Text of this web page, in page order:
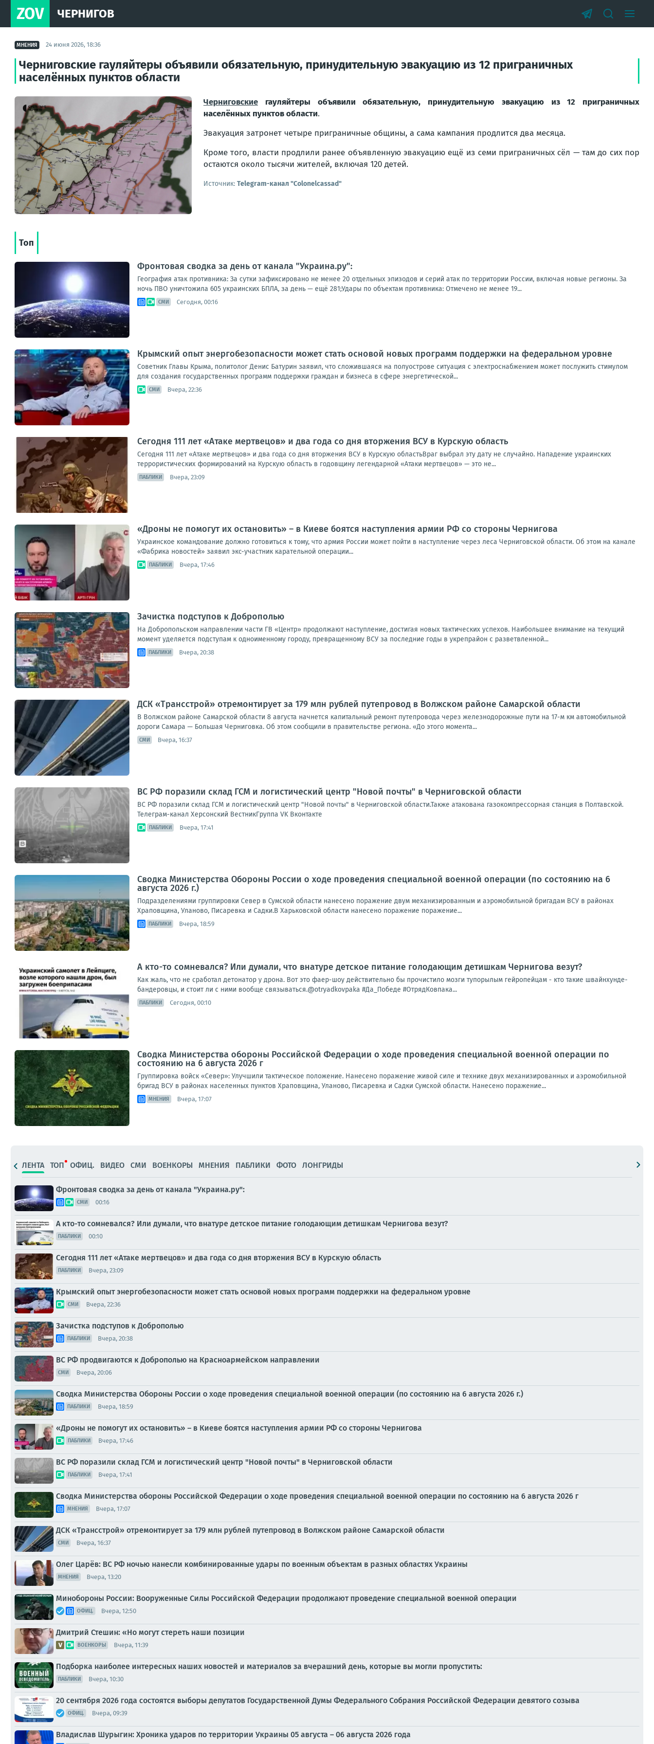
ZOV ЧЕРНИГОВ
МНЕНИЯ 24 июня 2026, 18:36
Черниговские гауляйтеры объявили обязательную, принудительную эвакуацию из 12 приграничных
населённых пунктов области
Черниговские гауляйтеры объявили обязательную, принудительную эвакуацию из 12 приграничных
населённых пунктов области.
Эвакуация затронет четыре приграничные общины, а сама кампания продлится два месяца.
Кроме того, власти продлили ранее объявленную эвакуацию ещё из семи приграничных сёл — там до сих пор
остаются около тысячи жителей, включая 120 детей.
Источник: Telegram-канал "Colonelcassad"
Топ
Фронтовая сводка за день от канала "Украина.ру":
География атак противника: За сутки зафиксировано не менее 20 отдельных эпизодов и серий атак по территории России, включая новые регионы. За
ночь ПВО уничтожила 605 украинских БПЛА, за день — ещё 281;Удары по объектам противника: Отмечено не менее 19...
СМИ Сегодня, 00:16
Крымский опыт энергобезопасности может стать основой новых программ поддержки на федеральном уровне
Советник Главы Крыма, политолог Денис Батурин заявил, что сложившаяся на полуострове ситуация с электроснабжением может послужить стимулом
для создания государственных программ поддержки граждан и бизнеса в сфере энергетической...
СМИ Вчера, 22:36
Сегодня 111 лет «Атаке мертвецов» и два года со дня вторжения ВСУ в Курскую область
Сегодня 111 лет «Атаке мертвецов» и два года со дня вторжения ВСУ в Курскую областьВраг выбрал эту дату не случайно. Нападение украинских
террористических формирований на Курскую область в годовщину легендарной «Атаки мертвецов» — это не...
ПАБЛИКИ Вчера, 23:09
«Дроны не помогут их остановить» – в Киеве боятся наступления армии РФ со стороны Чернигова
Украинское командование должно готовиться к тому, что армия России может пойти в наступление через леса Черниговской области. Об этом на канале
«Фабрика новостей» заявил экс-участник карательной операции...
ПАБЛИКИ Вчера, 17:46
Зачистка подступов к Доброполью
На Добропольском направлении части ГВ «Центр» продолжают наступление, достигая новых тактических успехов. Наибольшее внимание на текущий
момент уделяется подступам к одноименному городу, превращенному ВСУ за последние годы в укрепрайон с разветвленной...
ПАБЛИКИ Вчера, 20:38
ДСК «Трансстрой» отремонтирует за 179 млн рублей путепровод в Волжском районе Самарской области
В Волжском районе Самарской области 8 августа начнется капитальный ремонт путепровода через железнодорожные пути на 17-м км автомобильной
дороги Самара — Большая Черниговка. Об этом сообщили в правительстве региона. «До этого момента...
СМИ Вчера, 16:37
ВС РФ поразили склад ГСМ и логистический центр "Новой почты" в Черниговской области
ВС РФ поразили склад ГСМ и логистический центр "Новой почты" в Черниговской области.Также атакована газокомпрессорная станция в Полтавской.
Телеграм-канал Херсонский ВестникГруппа VK Вконтакте
ПАБЛИКИ Вчера, 17:41
Сводка Министерства Обороны России о ходе проведения специальной военной операции (по состоянию на 6
августа 2026 г.)
Подразделениями группировки Север в Сумской области нанесено поражение двум механизированным и аэромобильной бригадам ВСУ в районах
Храповщина, Уланово, Писаревка и Садки.В Харьковской области нанесено поражение поражение...
ПАБЛИКИ Вчера, 18:59
А кто-то сомневался? Или думали, что внатуре детское питание голодающим детишкам Чернигова везут?
Как жаль, что не сработал детонатор у дрона. Вот это фаер-шоу действительно бы прочистило мозги тупорылым гейропейцам - кто такие швайнхунде-
бандеровцы, и стоит ли с ними вообще связываться.@otryadkovpaka #Да_Победе #ОтрядКовпака...
ПАБЛИКИ Сегодня, 00:10
Сводка Министерства обороны Российской Федерации о ходе проведения специальной военной операции по
состоянию на 6 августа 2026 г
Группировка войск «Север»: Улучшили тактическое положение. Нанесено поражение живой силе и технике двух механизированных и аэромобильной
бригад ВСУ в районах населенных пунктов Храповщина, Уланово, Писаревка и Садки Сумской области. Нанесено поражение...
МНЕНИЯ Вчера, 17:07
ЛЕНТА ТОП ОФИЦ. ВИДЕО СМИ ВОЕНКОРЫ МНЕНИЯ ПАБЛИКИ ФОТО ЛОНГРИДЫ
Фронтовая сводка за день от канала "Украина.ру":
СМИ 00:16
А кто-то сомневался? Или думали, что внатуре детское питание голодающим детишкам Чернигова везут?
ПАБЛИКИ 00:10
Сегодня 111 лет «Атаке мертвецов» и два года со дня вторжения ВСУ в Курскую область
ПАБЛИКИ Вчера, 23:09
Крымский опыт энергобезопасности может стать основой новых программ поддержки на федеральном уровне
СМИ Вчера, 22:36
Зачистка подступов к Доброполью
ПАБЛИКИ Вчера, 20:38
ВС РФ продвигаются к Доброполью на Красноармейском направлении
СМИ Вчера, 20:06
Сводка Министерства Обороны России о ходе проведения специальной военной операции (по состоянию на 6 августа 2026 г.)
ПАБЛИКИ Вчера, 18:59
«Дроны не помогут их остановить» – в Киеве боятся наступления армии РФ со стороны Чернигова
ПАБЛИКИ Вчера, 17:46
ВС РФ поразили склад ГСМ и логистический центр "Новой почты" в Черниговской области
ПАБЛИКИ Вчера, 17:41
Сводка Министерства обороны Российской Федерации о ходе проведения специальной военной операции по состоянию на 6 августа 2026 г
МНЕНИЯ Вчера, 17:07
ДСК «Трансстрой» отремонтирует за 179 млн рублей путепровод в Волжском районе Самарской области
СМИ Вчера, 16:37
Олег Царёв: ВС РФ ночью нанесли комбинированные удары по военным объектам в разных областях Украины
МНЕНИЯ Вчера, 13:20
Минобороны России: Вооруженные Силы Российской Федерации продолжают проведение специальной военной операции
ОФИЦ. Вчера, 12:50
Дмитрий Стешин: «Но могут стереть наши позиции
ВОЕНКОРЫ Вчера, 11:39
Подборка наиболее интересных наших новостей и материалов за вчерашний день, которые вы могли пропустить:
ПАБЛИКИ Вчера, 10:30
20 сентября 2026 года состоятся выборы депутатов Государственной Думы Федерального Собрания Российской Федерации девятого созыва
ОФИЦ. Вчера, 09:39
Владислав Шурыгин: Хроника ударов по территории Украины 05 августа – 06 августа 2026 года